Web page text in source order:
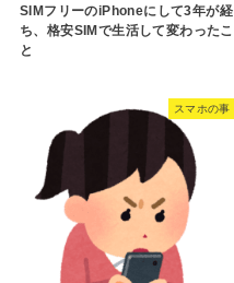
SIMフリーのiPhoneにして3年が経
ち、格安SIMで生活して変わったこ
と
スマホの事